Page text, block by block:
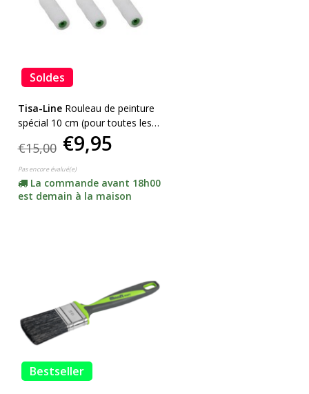
Soldes
Tisa-Line Rouleau de peinture
spécial 10 cm (pour toutes les
huiles et peintures, lot de 3
pièces)
€15,00 €9,95
Pas encore évalué(e)
La commande avant 18h00
est demain à la maison
Bestseller